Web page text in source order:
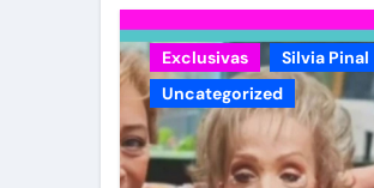
Exclusivas
Silvia Pinal
Uncategorized